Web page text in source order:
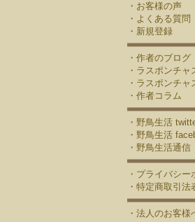
・お客様の声
・よくある質問
・新規登録
・作者のブログ
・ラスポンチ
・ラスポンチャ
・作者コラム
・野鳥生活
・野鳥生活
・野鳥生活通信
・プライバシー
・特定商取引法
・法人のお客様